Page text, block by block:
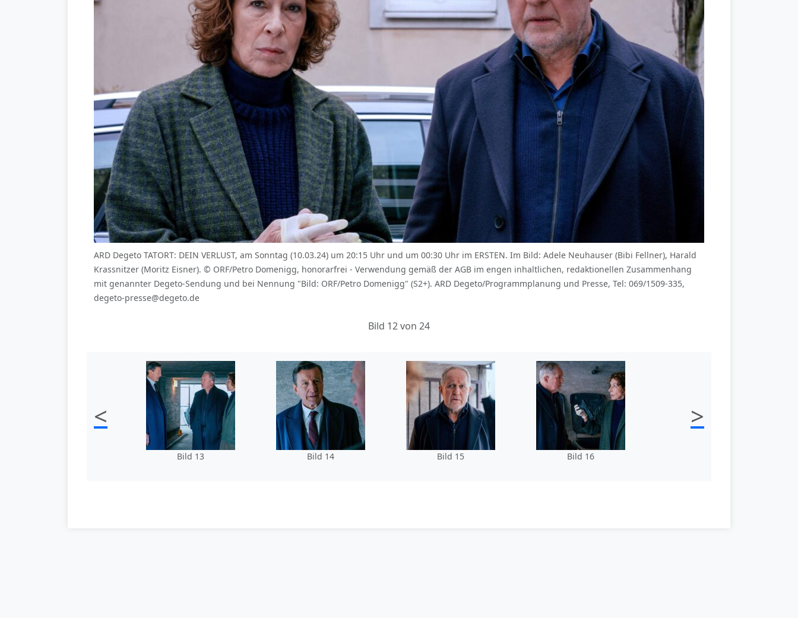
ARD Degeto TATORT: DEIN VERLUST, am Sonntag (10.03.24) um 20:15 Uhr und um 00:30 Uhr im ERSTEN. Im Bild: Adele Neuhauser (Bibi Fellner), Harald
Krassnitzer (Moritz Eisner). © ORF/Petro Domenigg, honorarfrei - Verwendung gemäß der AGB im engen inhaltlichen, redaktionellen Zusammenhang
mit genannter Degeto-Sendung und bei Nennung "Bild: ORF/Petro Domenigg" (S2+). ARD Degeto/Programmplanung und Presse, Tel: 069/1509-335,
degeto-presse@degeto.de
Bild 12 von 24
<
Bild 13 Bild 14 Bild 15 Bild 16
>